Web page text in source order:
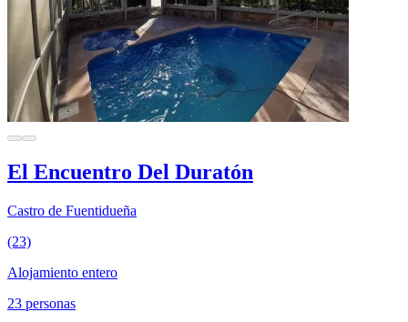
El Encuentro Del Duratón
Castro de Fuentidueña
(23)
Alojamiento entero
23 personas